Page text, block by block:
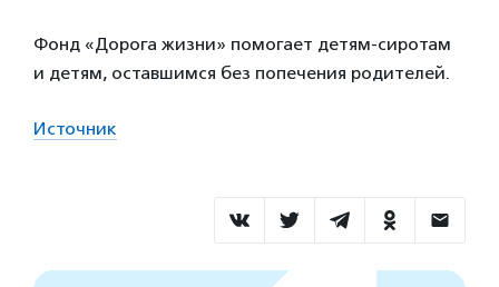
Фонд «Дорога жизни» помогает детям-сиротам
и детям, оставшимся без попечения родителей.
Источник